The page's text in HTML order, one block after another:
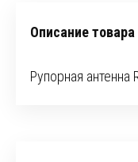
Описание товара
Рупорная антенна